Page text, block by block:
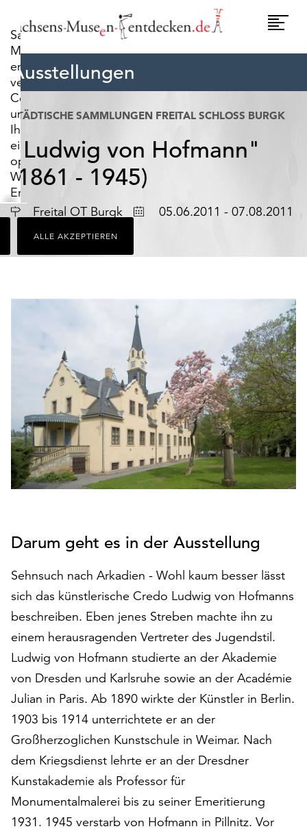
Sachsens-
Museen-
entdecken.de
verwendet
Cookies,
um
Ihnen
ein
optimales
Webseiten-
Erlebnis
zu
bieten.
Dazu
zählen
für
Betrieb
notwendig
(funktionale
Cookies),
sowie
solche,
die
lediglich
Statistikzwecken
werden.
Klicken
Sie
„Alle
akzeptieren“,
um
alle
Cookies
zu
akzeptieren.
Sie
können
Ihr
Einverständnis
jederzeit
ALLE AKZEPTIEREN
Ausstellungen
STÄDTISCHE SAMMLUNGEN FREITAL SCHLOSS BURGK
"Ludwig von Hofmann"
(1861 - 1945)
Ort Freital OT Burgk Datum05.06.2011 - 07.08.2011
Darum geht es in der Ausstellung
Sehnsuch nach Arkadien - Wohl kaum besser lässt
sich das künstlerische Credo Ludwig von Hofmanns
beschreiben. Eben jenes Streben machte ihn zu
einem herausragenden Vertreter des Jugendstil.
Ludwig von Hofmann studierte an der Akademie
von Dresden und Karlsruhe sowie an der Académie
Julian in Paris. Ab 1890 wirkte der Künstler in Berlin.
1903 bis 1914 unterrichtete er an der
Großherzoglichen Kunstschule in Weimar. Nach
dem Kriegsdienst lehrte er an der Dresdner
Kunstakademie als Professor für
Monumentalmalerei bis zu seiner Emeritierung
1931. 1945 verstarb von Hofmann in Pillnitz. Vor